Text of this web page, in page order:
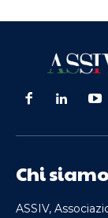
Chi siamo
ASSIV,